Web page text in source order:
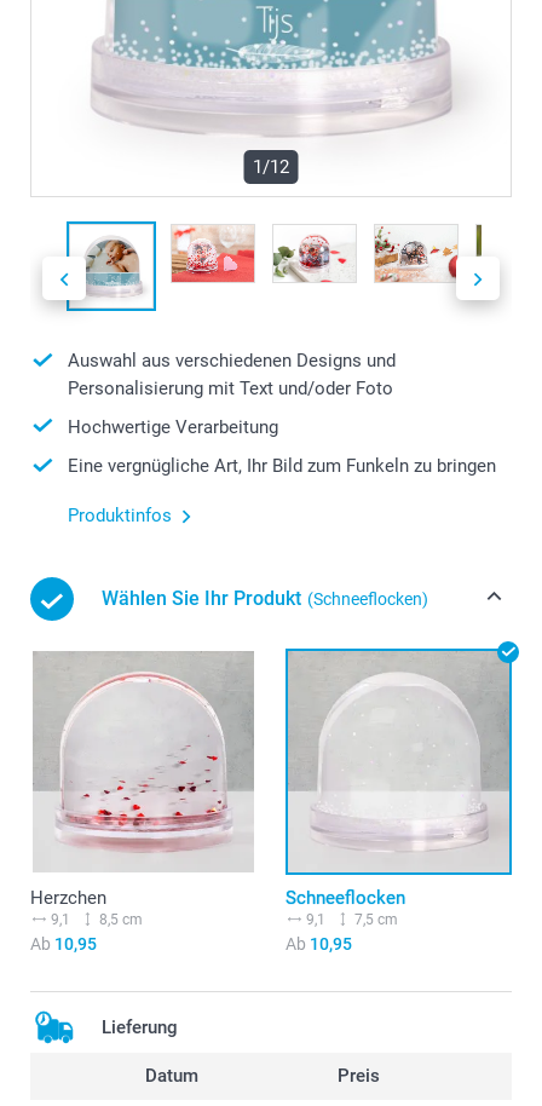
1/12
Auswahl aus verschiedenen Designs und
Personalisierung mit Text und/oder Foto
Hochwertige Verarbeitung
Eine vergnügliche Art, Ihr Bild zum Funkeln zu bringen
Produktinfos
Wählen Sie Ihr Produkt (Schneeflocken)
Herzchen
9,1 8,5 cm
Ab 10,95
Schneeflocken
9,1 7,5 cm
Ab 10,95
Lieferung
Datum Preis